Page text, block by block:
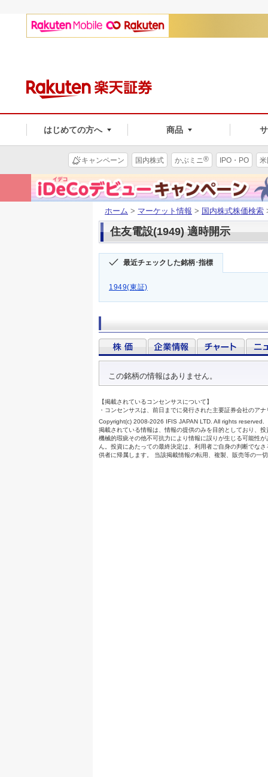
はじめての方へ 商品
キャンペーン 国内株式 かぶミニ® IPO・PO
ホーム > マーケット情報 > 国内株式株価検索
住友電設(1949) 適時開示
最近チェックした銘柄･指標
1949(東証)